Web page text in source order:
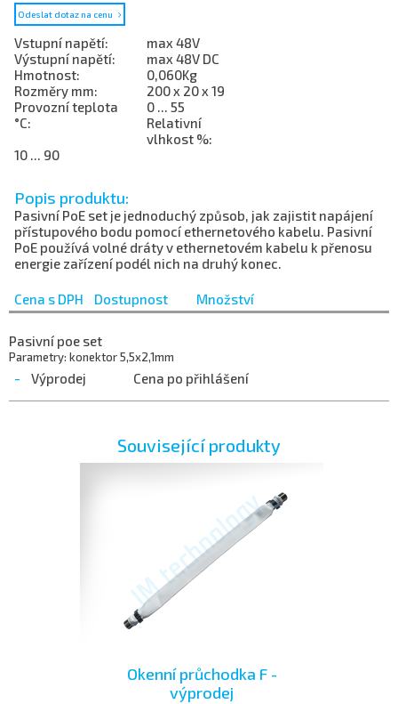
Odeslat dotaz na cenu
Vstupní napětí:
max 48V
Výstupní napětí:
max 48V DC
Hmotnost:
0,060Kg
Rozměry mm:
200 x 20 x 19
Provozní teplota
°C:
0 ... 55
Relativní
vlhkost %:
10 ... 90
Popis produktu:
Pasivní PoE set je jednoduchý způsob, jak zajistit napájení
přístupového bodu pomocí ethernetového kabelu. Pasivní
PoE používá volné dráty v ethernetovém kabelu k přenosu
energie zařízení podél nich na druhý konec.
Cena s DPH Dostupnost Množství
Pasivní poe set
Parametry: konektor 5,5x2,1mm
- Výprodej Cena po přihlášení
Související produkty
Okenní průchodka F -
výprodej